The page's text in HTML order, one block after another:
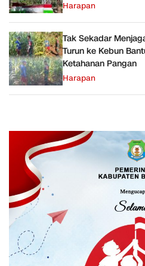
Harapan
Tak Sekadar
Turun ke Kebun
Ketahanan Pangan
Harapan